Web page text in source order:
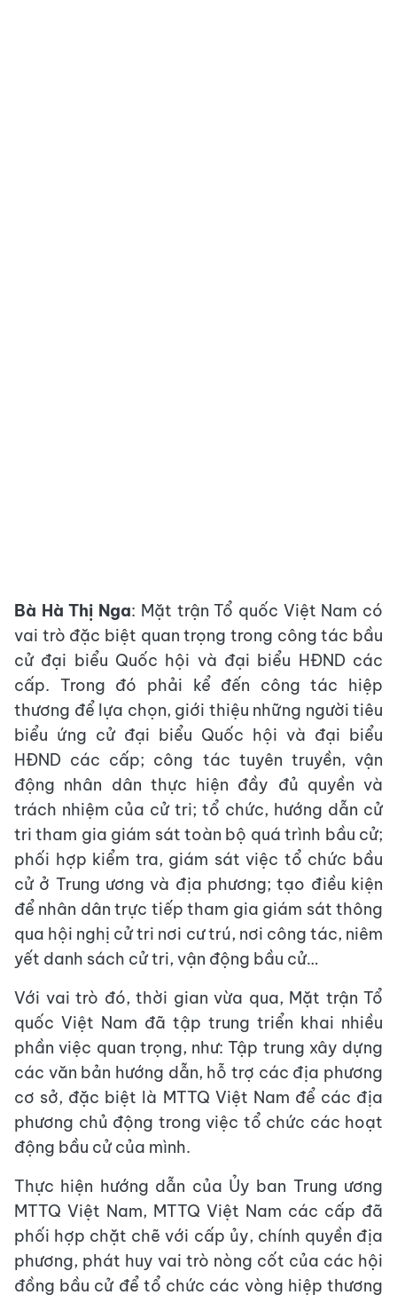
Bà Hà Thị Nga: Mặt trận Tổ quốc Việt Nam có
vai trò đặc biệt quan trọng trong công tác bầu
cử đại biểu Quốc hội và đại biểu HĐND các
cấp. Trong đó phải kể đến công tác hiệp
thương để lựa chọn, giới thiệu những người tiêu
biểu ứng cử đại biểu Quốc hội và đại biểu
HĐND các cấp; công tác tuyên truyền, vận
động nhân dân thực hiện đầy đủ quyền và
trách nhiệm của cử tri; tổ chức, hướng dẫn cử
tri tham gia giám sát toàn bộ quá trình bầu cử;
phối hợp kiểm tra, giám sát việc tổ chức bầu
cử ở Trung ương và địa phương; tạo điều kiện
để nhân dân trực tiếp tham gia giám sát thông
qua hội nghị cử tri nơi cư trú, nơi công tác, niêm
yết danh sách cử tri, vận động bầu cử…
Với vai trò đó, thời gian vừa qua, Mặt trận Tổ
quốc Việt Nam đã tập trung triển khai nhiều
phần việc quan trọng, như: Tập trung xây dựng
các văn bản hướng dẫn, hỗ trợ các địa phương
cơ sở, đặc biệt là MTTQ Việt Nam để các địa
phương chủ động trong việc tổ chức các hoạt
động bầu cử của mình.
Thực hiện hướng dẫn của Ủy ban Trung ương
MTTQ Việt Nam, MTTQ Việt Nam các cấp đã
phối hợp chặt chẽ với cấp ủy, chính quyền địa
phương, phát huy vai trò nòng cốt của các hội
đồng bầu cử để tổ chức các vòng hiệp thương